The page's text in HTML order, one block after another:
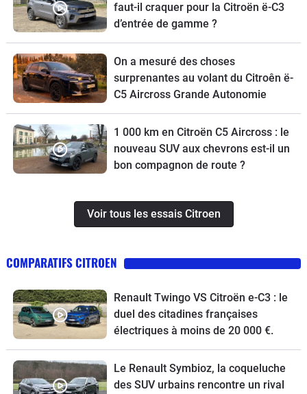
faut-il craquer pour la Citroën ë-C3
d’entrée de gamme ?
On a mesuré des choses
surprenantes au volant du Citroên ë-
C5 Aircross Grande Autonomie
1 000 km en Citroën C5 Aircross : le
nouveau SUV aux chevrons est-il un
bon compagnon de route ?
Voir tous les essais Citroen
COMPARATIFS CITROEN
Renault Twingo VS Citroën e-C3 : le
duel des citadines françaises
électriques à moins de 20 000 €.
Le Renault Symbioz, la coqueluche
des SUV urbains rencontre un rival